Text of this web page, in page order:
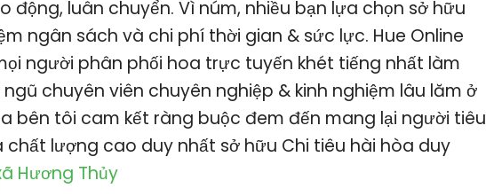
động, luân chuyển. Vì núm, nhiều bạn lựa chọn sở hữu
ngân sách và chi phí thời gian & sức lực. Hue Online
người phân phối hoa trực tuyến khét tiếng nhất làm
ngũ chuyên viên chuyên nghiệp & kinh nghiệm lâu lăm ở
bên tôi cam kết ràng buộc đem đến mang lại người tiêu
lượng cao duy nhất sở hữu Chi tiêu hài hòa duy
Hương Thủy